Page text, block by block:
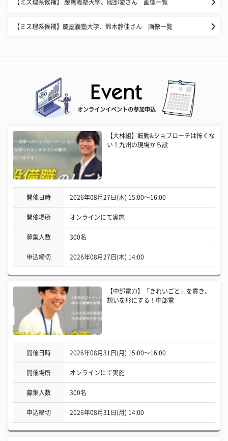
【ミス理系候補】 慶應義塾大学、服部愛さん 画像一覧
【ミス理系候補】慶應義塾大学、鈴木静佳さん 画像一覧
オンラインイベントの参加申込
【大林組】転勤&ジョブローテは怖くな
い！九州の現場から設
開催日時 2026年08月27日(木) 15:00〜16:00
開催場所 オンラインにて実施
募集人数 300名
申込締切 2026年08月27日(木) 14:00
【中部電力】「きれいごと」を貫き、
想いを形にする！中部電
開催日時 2026年08月31日(月) 15:00〜16:00
開催場所 オンラインにて実施
募集人数 300名
申込締切 2026年08月31日(月) 14:00